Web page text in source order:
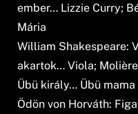
ember… Lizzie Curry;
Mária
William Shakespeare:
akartok… Viola;
Übü király… Übü mama
Ödön von Horváth: